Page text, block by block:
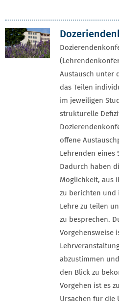
Austausch unter
das Teilen
im jeweiligen
strukturelle
offene
Lehrenden eines
Dadurch haben
Möglichkeit, aus
zu berichten und
Lehre zu teilen
zu besprechen.
Vorgehensweise
abzustimmen
den Blick zu
Vorgehen ist es
Ursachen für die